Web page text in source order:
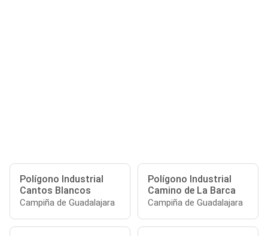
Polígono Industrial
Cantos Blancos
Campiña de Guadalajara
Polígono Industrial
Camino de La Barca
Campiña de Guadalajara